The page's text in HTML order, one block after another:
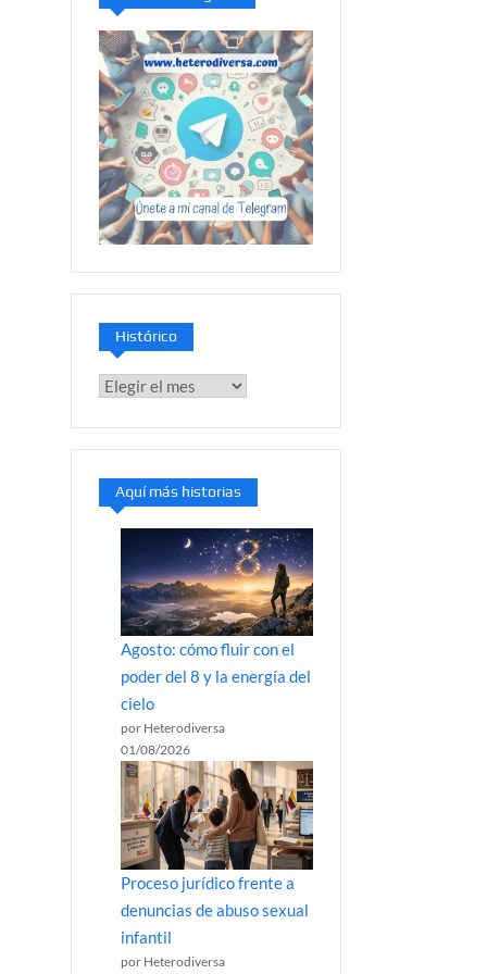
Histórico
Aquí más historias
Agosto: cómo fluir con el
poder del 8 y la energía del
cielo
por Heterodiversa
01/08/2026
Proceso jurídico frente a
denuncias de abuso sexual
infantil
por Heterodiversa